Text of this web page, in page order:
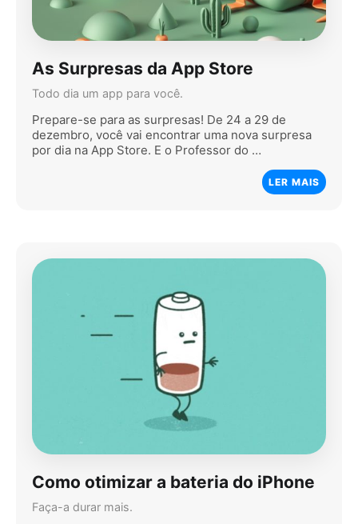
As Surpresas da App Store
Todo dia um app para você.
Prepare-se para as surpresas! De 24 a 29 de
dezembro, você vai encontrar uma nova surpresa
por dia na App Store. E o Professor do …
LER MAIS
Como otimizar a bateria do iPhone
Faça-a durar mais.